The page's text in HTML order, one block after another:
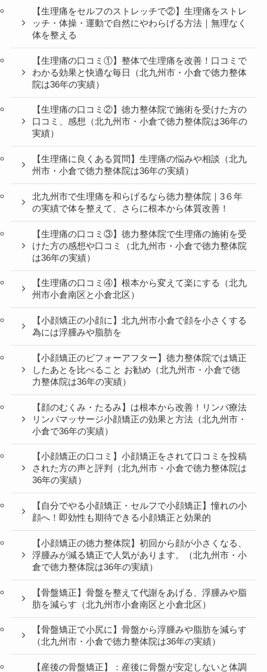
【生理痛をセルフのストレッチで②】生理痛をストレ
ッチ・体操・運動で自然にやわらげる方法｜無理なく
体を整える
【生理痛の口コミ①】整体で生理痛を改善！口コミで
わかる効果と快適な毎日（北九州市・小倉で徳力整体
院は36年の実績）
【生理痛の口コミ②】徳力整体院で施術を受けた方の
口コミ、感想（北九州市・小倉で徳力整体院は36年の
実績）
【生理痛に良くある質問】生理痛の悩みや相談（北九
州市・小倉で徳力整体院は36年の実績）
北九州市で生理痛を和らげるなら徳力整体院｜3６年
の実績で体を整えて、さらに根本から体質改善！
【生理痛の口コミ③】徳力整体院で生理痛の施術を受
けた方の感想や口コミ（北九州市・小倉で徳力整体院
は36年の実績）
【生理痛の口コミ④】根本から変えて楽にする（北九
州市小倉南区と小倉北区）
【小顔矯正の小顔に】北九州市小倉で顔を小さくする
為には浮腫みや脂肪を
【小顔矯正のビフォーアフター】徳力整体院では矯正
したあとを比べること お勧め（北九州市・小倉で徳
力整体院は36年の実績）
【顔のむくみ・たるみ】は根本から改善！リンパ療法
リンパマッサージ小顔矯正の効果と方法（北九州市・
小倉で36年の実績）
【小顔矯正の口コミ】小顔矯正をされて口コミを投稿
された方の声と評判（北九州市・小倉で徳力整体院は
36年の実績）
【自分でやる小顔矯正・セルフで小顔矯正】憧れの小
顔へ！即効性も期待できる小顔矯正と効果的
【小顔矯正の徳力整体院】初回から顔が小さくなる、
浮腫みが減る矯正で人気があります。（北九州市・小
倉で徳力整体院は36年の実績）
【骨盤矯正】骨盤を整えて代謝をあげる、浮腫みや脂
肪を減らす（北九州市小倉南区と小倉北区）
【骨盤矯正で小尻に】骨盤から浮腫みや脂肪を減らす
（北九州市・小倉で徳力整体院は36年の実績）
【産後の骨盤矯正】：産後に骨盤が安定しないと体調